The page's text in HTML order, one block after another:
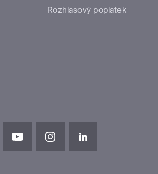
Rozhlasový poplatek